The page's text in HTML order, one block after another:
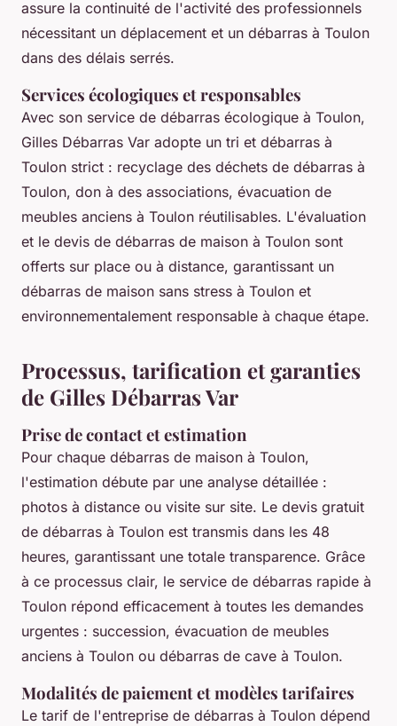
assure la continuité de l'activité des professionnels
nécessitant un déplacement et un débarras à Toulon
dans des délais serrés.
Services écologiques et responsables
Avec son service de débarras écologique à Toulon,
Gilles Débarras Var adopte un tri et débarras à
Toulon strict : recyclage des déchets de débarras à
Toulon, don à des associations, évacuation de
meubles anciens à Toulon réutilisables. L'évaluation
et le devis de débarras de maison à Toulon sont
offerts sur place ou à distance, garantissant un
débarras de maison sans stress à Toulon et
environnementalement responsable à chaque étape.
Processus, tarification et garanties
de Gilles Débarras Var
Prise de contact et estimation
Pour chaque débarras de maison à Toulon,
l'estimation débute par une analyse détaillée :
photos à distance ou visite sur site. Le devis gratuit
de débarras à Toulon est transmis dans les 48
heures, garantissant une totale transparence. Grâce
à ce processus clair, le service de débarras rapide à
Toulon répond efficacement à toutes les demandes
urgentes : succession, évacuation de meubles
anciens à Toulon ou débarras de cave à Toulon.
Modalités de paiement et modèles tarifaires
Le tarif de l'entreprise de débarras à Toulon dépend